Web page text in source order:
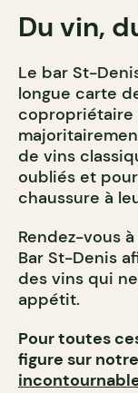
Du vin,
Le bar St-
longue carte
copropriétaire
de vins
oubliés et
chaussure à
Rendez-vous
Bar St-Denis
des vins qui
appétit.
Pour toutes
figure sur notre